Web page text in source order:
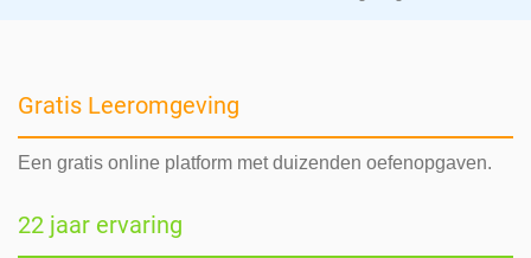
Gratis Leeromgeving
Een gratis online platform met duizenden oefenopgaven.
22 jaar ervaring